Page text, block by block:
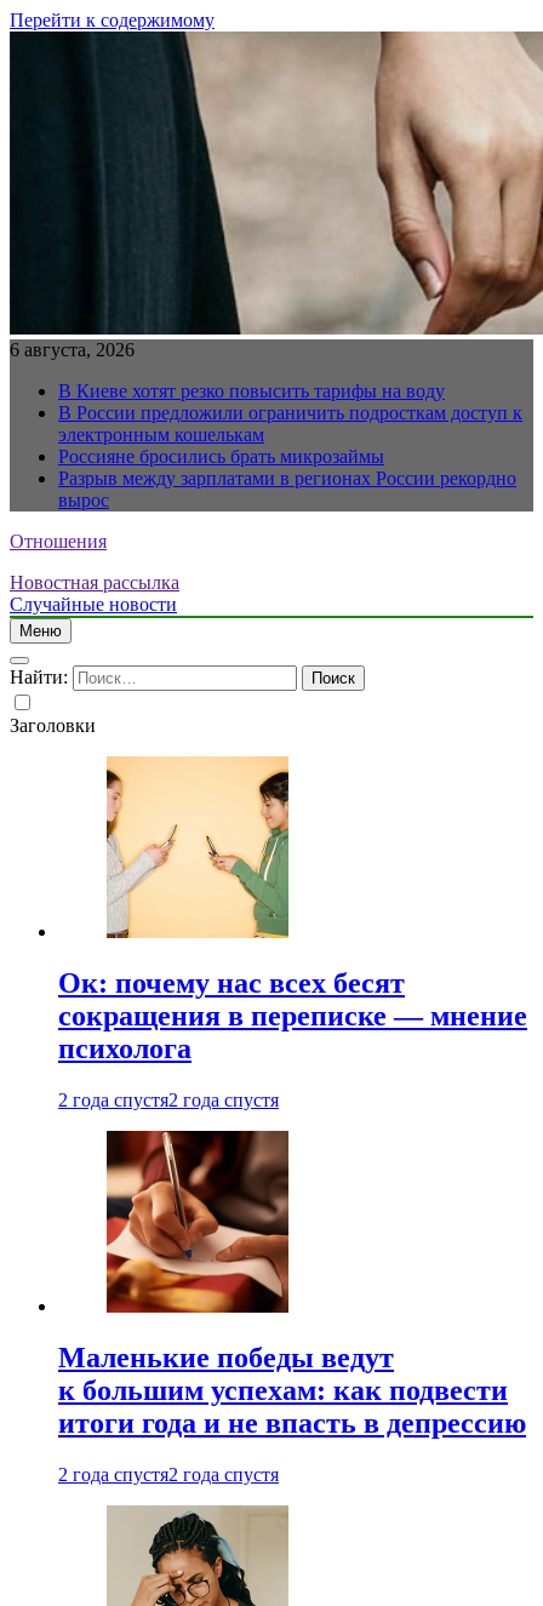
Перейти к содержимому
6 августа, 2026
В Киеве хотят резко повысить тарифы на воду
В России предложили ограничить подросткам доступ к
электронным кошелькам
Россияне бросились брать микрозаймы
Разрыв между зарплатами в регионах России рекордно
вырос
Отношения
Новостная рассылка
Случайные новости
Меню
Найти:
Заголовки
Ок: почему нас всех бесят
сокращения в переписке — мнение
психолога
2 года спустя2 года спустя
Маленькие победы ведут
к большим успехам: как подвести
итоги года и не впасть в депрессию
2 года спустя2 года спустя